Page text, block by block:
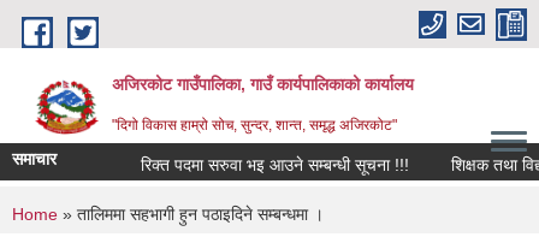
Skip to main content
अजिरकोट गाउँपालिका, गाउँ कार्यपालिकाको कार्यालय
"दिगो विकास हाम्रो सोच, सुन्दर, शान्त, समृद्ध अजिरकोट"
समाचार रिक्त पदमा सरुवा भइ आउने सम्बन्धी सूचना !!! शिक्षक तथा
You are here
Home » तालिममा सहभागी हुन पठाइदिने सम्बन्धमा ।